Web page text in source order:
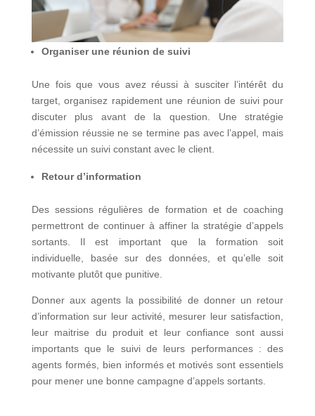
Organiser une réunion de suivi
Une fois que vous avez réussi à susciter l’intérêt du
target, organisez rapidement une réunion de suivi pour
discuter plus avant de la question. Une stratégie
d’émission réussie ne se termine pas avec l’appel, mais
nécessite un suivi constant avec le client.
Retour d’information
Des sessions régulières de formation et de coaching
permettront de continuer à affiner la stratégie d’appels
sortants. Il est important que la formation soit
individuelle, basée sur des données, et qu’elle soit
motivante plutôt que punitive.
Donner aux agents la possibilité de donner un retour
d’information sur leur activité, mesurer leur satisfaction,
leur maitrise du produit et leur confiance sont aussi
importants que le suivi de leurs performances : des
agents formés, bien informés et motivés sont essentiels
pour mener une bonne campagne d’appels sortants.